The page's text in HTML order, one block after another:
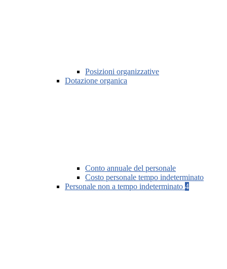
Posizioni organizzative
Dotazione organica
Conto annuale del personale
Costo personale tempo indeterminato
Personale non a tempo indeterminato 4